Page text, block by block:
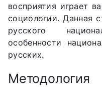
восприятия играет
социологии. Данная
русского
особенности
русских.
Методология